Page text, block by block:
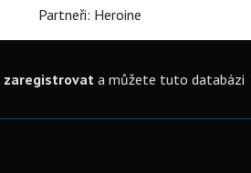
Partneři: Heroine
zaregistrovata můžete tuto databázi